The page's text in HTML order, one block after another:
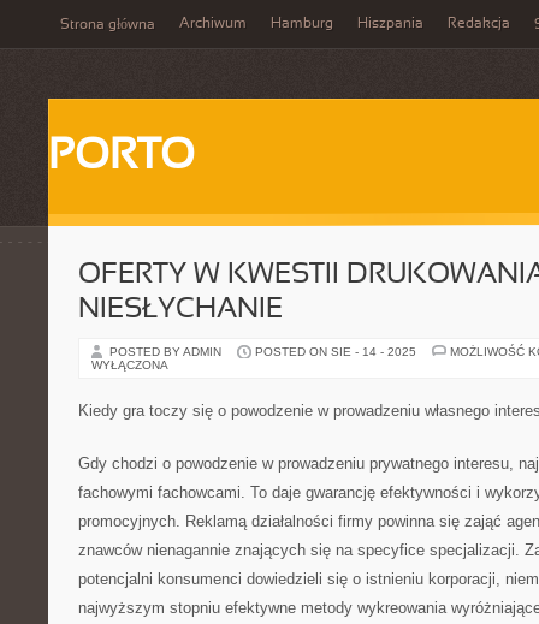
Strona główna Archiwum Hamburg Hiszpania Redakcja
PORTO
OFERTY W KWESTII
NIESŁYCHANIE
POSTED BY ADMIN POSTED ON SIE - 14 - 2025
MOŻLIWOŚĆ
WYŁĄCZONA
Kiedy gra toczy się o powodzenie w prowadzeniu własnego
Gdy chodzi o powodzenie w prowadzeniu prywatnego interesu,
fachowymi fachowcami. To daje gwarancję efektywności i
promocyjnych. Reklamą działalności firmy powinna się zająć
znawców nienagannie znających się na specyfice specjalizacji.
potencjalni konsumenci dowiedzieli się o istnieniu korporacji,
najwyższym stopniu efektywne metody wykreowania